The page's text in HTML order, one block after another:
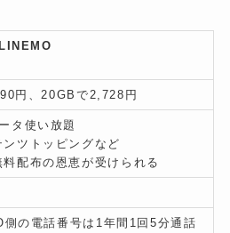
円、20GBで2,728円
タ使い放題
ンツトッピングなど
料配布の恩恵が受けられる
側の電話番号は1年間1回5分通話